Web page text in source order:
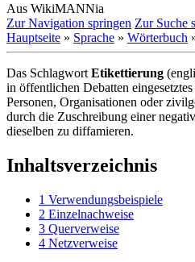
Aus WikiMANNia
Zur Navigation springen Zur Suche
Hauptseite » Sprache » Wörterbuch
Das Schlagwort Etikettierung
in öffentlichen Debatten
Personen, Organisationen oder
durch die Zuschreibung einer
dieselben zu diffamieren.
Inhaltsverzeichnis
1 Verwendungsbeispiele
2 Einzelnachweise
3 Querverweise
4 Netzverweise